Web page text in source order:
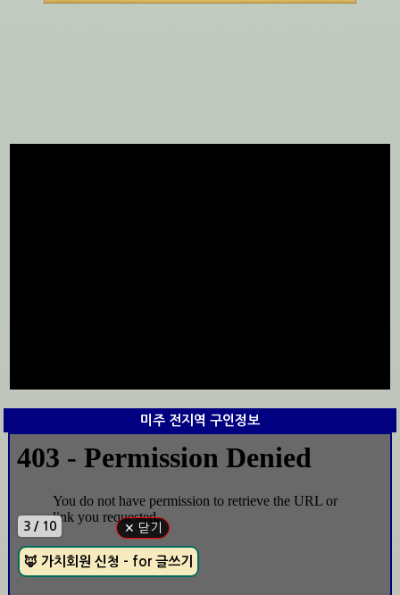
미주 전지역 구인정보
🪳 가치회원 신청 - for 글쓰기
4 / 10 ✕ 닫기